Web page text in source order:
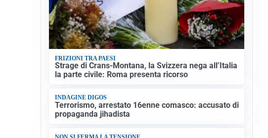
FRIZIONI TRA PAESI
Strage di Crans-Montana, la Svizzera nega all’Italia
la parte civile: Roma presenta ricorso
INDAGINE DIGOS
Terrorismo, arrestato 16enne comasco: accusato di
propaganda jihadista